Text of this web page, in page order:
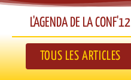
L'AGENDA DE LA CONF'12​
TOUS LES ARTICLES